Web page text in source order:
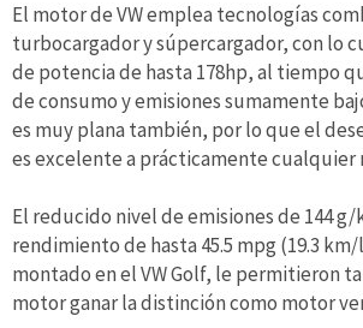
El motor de VW emplea tecnologías
turbocargador y súpercargador, con lo
de potencia de hasta 178hp, al tiempo
de consumo y emisiones sumamente
es muy plana también, por lo que el
es excelente a prácticamente cualquier
El reducido nivel de emisiones de 144 g/
rendimiento de hasta 45.5 mpg (19.3
montado en el VW Golf, le permitieron
motor ganar la distinción como motor